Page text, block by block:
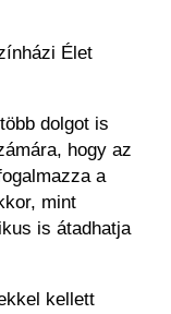
Élet
dolgot is
hogy az
a
mint
is átadhatja
kellett